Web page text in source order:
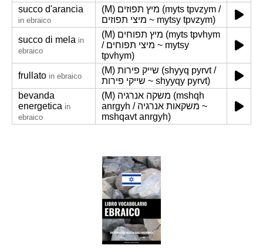
succo d'arancia
in ebraico
(M) מיץ תפוזים (myts tpvzym /
מיצי תפוזים ~ mytsy tpvzym)
succo di mela in
ebraico
(M) מיץ תפוחים (myts tpvhym
/ מיצי תפוחים ~ mytsy
tpvhym)
frullato in ebraico
(M) שייק פירות (shyyq pyrvt /
שייקי פירות ~ shyyqy pyrvt)
bevanda
energetica in
ebraico
(M) משקה אנרגיה (mshqh
anrgyh / משקאות אנרגיה ~
mshqavt anrgyh)